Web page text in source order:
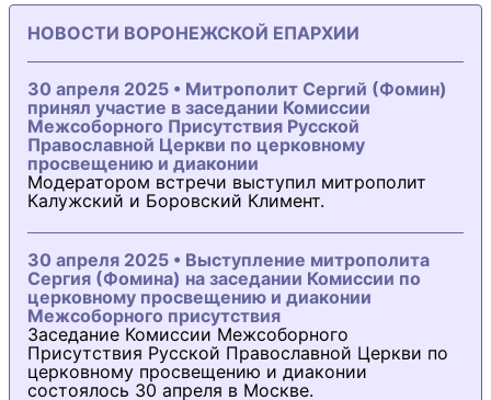
НОВОСТИ ВОРОНЕЖСКОЙ ЕПАРХИИ
30 апреля 2025 • Митрополит Сергий (Фомин)
принял участие в заседании Комиссии
Межсоборного Присутствия Русской
Православной Церкви по церковному
просвещению и диаконии
Модератором встречи выступил митрополит
Калужский и Боровский Климент.
30 апреля 2025 • Выступление митрополита
Сергия (Фомина) на заседании Комиссии по
церковному просвещению и диаконии
Межсоборного присутствия
Заседание Комиссии Межсоборного
Присутствия Русской Православной Церкви по
церковному просвещению и диаконии
состоялось 30 апреля в Москве.